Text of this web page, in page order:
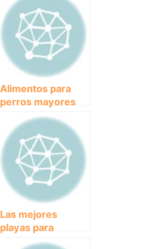
Alimentos para
perros mayores
sin dientes: ¿Qué
opciones existen
en el mercado?
Las mejores
playas para
disfrutar con tu